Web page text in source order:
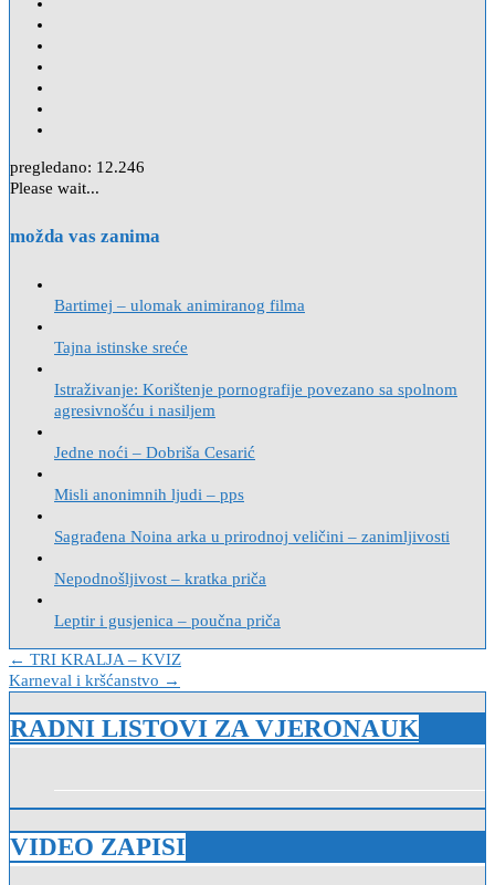
pregledano: 12.246
Please wait...
možda vas zanima
Bartimej – ulomak animiranog filma
Tajna istinske sreće
Istraživanje: Korištenje pornografije povezano sa spolnom
agresivnošću i nasiljem
Jedne noći – Dobriša Cesarić
Misli anonimnih ljudi – pps
Sagrađena Noina arka u prirodnoj veličini – zanimljivosti
Nepodnošljivost – kratka priča
Leptir i gusjenica – poučna priča
Navigacija
objava
← TRI KRALJA – KVIZ
Karneval i kršćanstvo →
RADNI LISTOVI ZA VJERONAUK
VIDEO ZAPISI